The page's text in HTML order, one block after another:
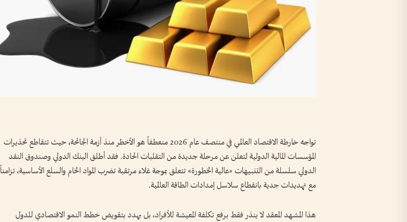
تواجه خارطة الاقتصاد العالمي في منتصف عام 2026 منعطفاً هو الأخطر منذ أزمة الجائحة، حيث تتقاطع تحذيرات
المؤسسات المالية الدولية لتعلن عن مرحلة جديدة من التقلبات الحادة. فقد أطلق البنك الدولي وصندوق النقد
الدولي سلسلة من التنبيهات «عالية الخطورة» تتعلق بموجة غلاء مرتقبة تضرب المواد الخام والسلع الأساسية، تزامناً
مع تهديدات جدية بانقطاع سلاسل إمدادات الطاقة العالمية.
هذا المشهد المعقد لا ينذر فقط برفع تكلفة المعيشة للأفراد، بل يهدد بتقويض خطط النمو الاقتصادي للدول